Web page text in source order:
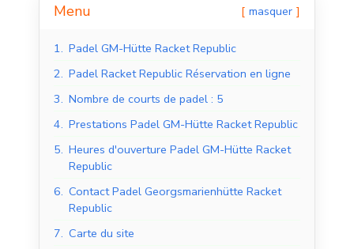
Menu masquer
1. Padel GM-Hütte Racket Republic
2. Padel Racket Republic Réservation en ligne
3. Nombre de courts de padel : 5
4. Prestations Padel GM-Hütte Racket Republic
5. Heures d'ouverture Padel GM-Hütte Racket
Republic
6. Contact Padel Georgsmarienhütte Racket
Republic
7. Carte du site